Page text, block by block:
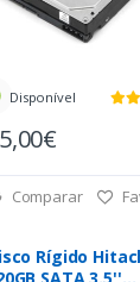
Disponível
Comparar
Rígido
SATA 3.5''